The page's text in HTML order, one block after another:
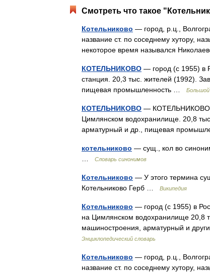
Смотреть что такое
Котельниково — город, р.ц.,
название ст. по соседнему хутору,
некоторое время назывался
КОТЕЛЬНИКОВО — город (с 1955) в
станция. 20,3 тыс. жителей (1992).
пищевая промышленность …
Большой
КОТЕЛЬНИКОВО — КОТЕЛЬНИКОВО,
Цимлянском водохранилище. 20,8
арматурный и др., пищевая
котельниково — сущ., кол во
Словарь синонимов
Котельниково — У этого термина
Котельниково Герб …
Википедия
Котельниково — город (с 1955) в
на Цимлянском водохранилище 20,8
машиностроения, арматурный и
Энциклопедический словарь
Котельниково — город, р.ц.,
название ст. по соседнему хутору,